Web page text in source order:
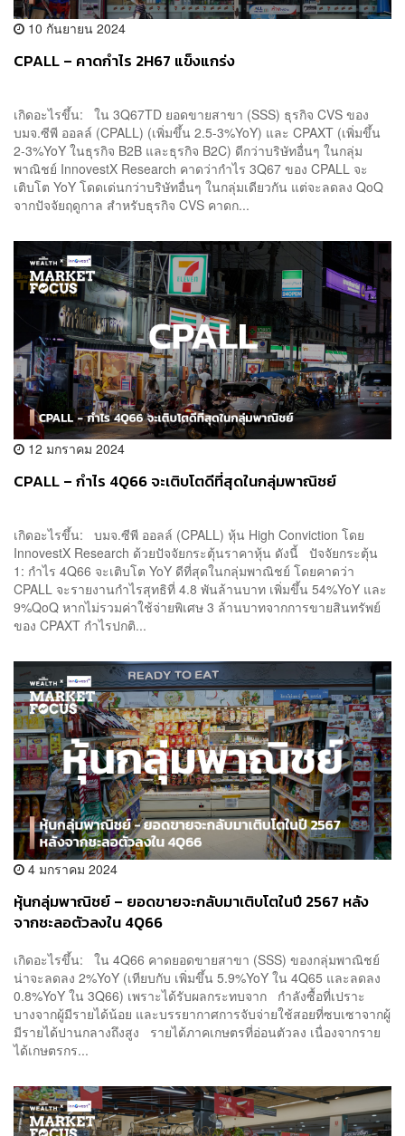
10 กันยายน 2024
CPALL – คาดกำไร 2H67 แข็งแกร่ง
เกิดอะไรขึ้น: ใน 3Q67TD ยอดขายสาขา (SSS) ธุรกิจ CVS ของ
บมจ.ซีพี ออลล์ (CPALL) (เพิ่มขึ้น 2.5-3%YoY) และ CPAXT (เพิ่มขึ้น
2-3%YoY ในธุรกิจ B2B และธุรกิจ B2C) ดีกว่าบริษัทอื่นๆ ในกลุ่ม
พาณิชย์ InnovestX Research คาดว่ากำไร 3Q67 ของ CPALL จะ
เติบโต YoY โดดเด่นกว่าบริษัทอื่นๆ ในกลุ่มเดียวกัน แต่จะลดลง QoQ
จากปัจจัยฤดูกาล สำหรับธุรกิจ CVS คาดก...
12 มกราคม 2024
CPALL – กำไร 4Q66 จะเติบโตดีที่สุดในกลุ่มพาณิชย์
เกิดอะไรขึ้น: บมจ.ซีพี ออลล์ (CPALL) หุ้น High Conviction โดย
InnovestX Research ด้วยปัจจัยกระตุ้นราคาหุ้น ดังนี้ ปัจจัยกระตุ้น
1: กำไร 4Q66 จะเติบโต YoY ดีที่สุดในกลุ่มพาณิชย์ โดยคาดว่า
CPALL จะรายงานกำไรสุทธิที่ 4.8 พันล้านบาท เพิ่มขึ้น 54%YoY และ
9%QoQ หากไม่รวมค่าใช้จ่ายพิเศษ 3 ล้านบาทจากการขายสินทรัพย์
ของ CPAXT กำไรปกติ...
4 มกราคม 2024
หุ้นกลุ่มพาณิชย์ – ยอดขายจะกลับมาเติบโตในปี 2567 หลัง
จากชะลอตัวลงใน 4Q66
เกิดอะไรขึ้น: ใน 4Q66 คาดยอดขายสาขา (SSS) ของกลุ่มพาณิชย์
น่าจะลดลง 2%YoY (เทียบกับ เพิ่มขึ้น 5.9%YoY ใน 4Q65 และลดลง
0.8%YoY ใน 3Q66) เพราะได้รับผลกระทบจาก กำลังซื้อที่เปราะ
บางจากผู้มีรายได้น้อย และบรรยากาศการจับจ่ายใช้สอยที่ซบเซาจากผู้
มีรายได้ปานกลางถึงสูง รายได้ภาคเกษตรที่อ่อนตัวลง เนื่องจากราย
ได้เกษตรกร...